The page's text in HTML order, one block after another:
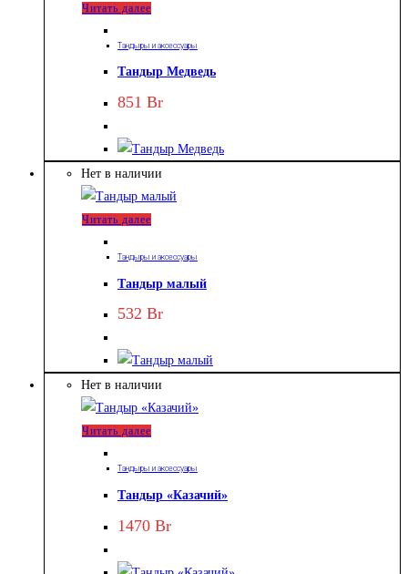
Читать далее
Тандыры и аксессуары
Тандыр Медведь
851 Br
Нет в наличии
Читать далее
Тандыры и аксессуары
Тандыр малый
532 Br
Нет в наличии
Читать далее
Тандыры и аксессуары
Тандыр «Казачий»
1470 Br